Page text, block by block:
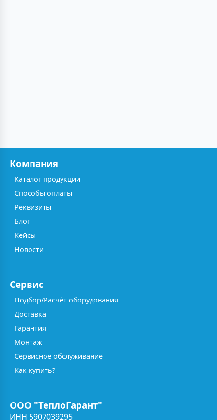
Компания
Каталог продукции
Способы оплаты
Реквизиты
Блог
Кейсы
Новости
Сервис
Подбор/Расчёт оборудования
Доставка
Гарантия
Монтаж
Сервисное обслуживание
Как купить?
ООО "ТеплоГарант"
ИНН 5907039295